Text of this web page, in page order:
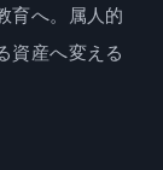
育へ。属人的
資産へ変える